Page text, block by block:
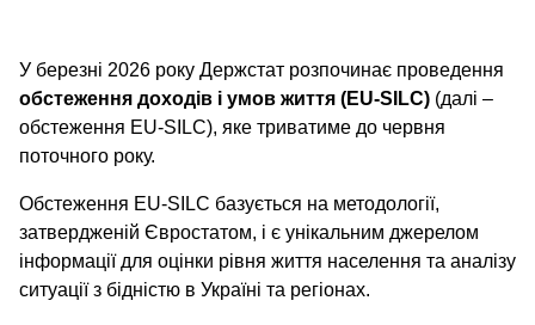
У березні 2026 року Держстат розпочинає проведення
обстеження доходів і умов життя (EU-SILC) (далі –
обстеження EU-SILC), яке триватиме до червня
поточного року.
Обстеження EU-SILC базується на методології,
затвердженій Євростатом, і є унікальним джерелом
інформації для оцінки рівня життя населення та аналізу
ситуації з бідністю в Україні та регіонах.